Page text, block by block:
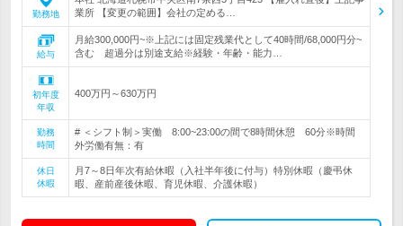
勤務地
業所 【変更の範囲】会社の定める…
給与
月給300,000円~※上記には固定残業代として40時間/68,000円分~
含む 超過分は別途支給※経験・年齢・能力…
初年度
年収
400万円～630万円
勤務
時間
# ＜シフト制＞実働 8:00~23:00の間で8時間休憩 60分※時間
外労働有無：有
休日
休暇
月7～8日年次有給休暇（入社半年後に付与）特別休暇（慶弔休
暇、産前産後休暇、育児休暇、介護休暇）